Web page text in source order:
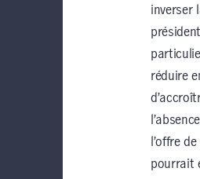
inverser
réduire
l’offre
pourrait